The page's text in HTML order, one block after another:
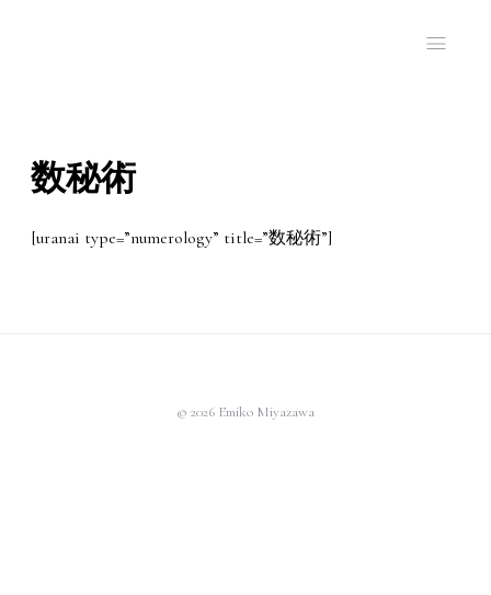
数秘術
[uranai type=”numerology” title=”数秘術”]
© 2026 Emiko Miyazawa